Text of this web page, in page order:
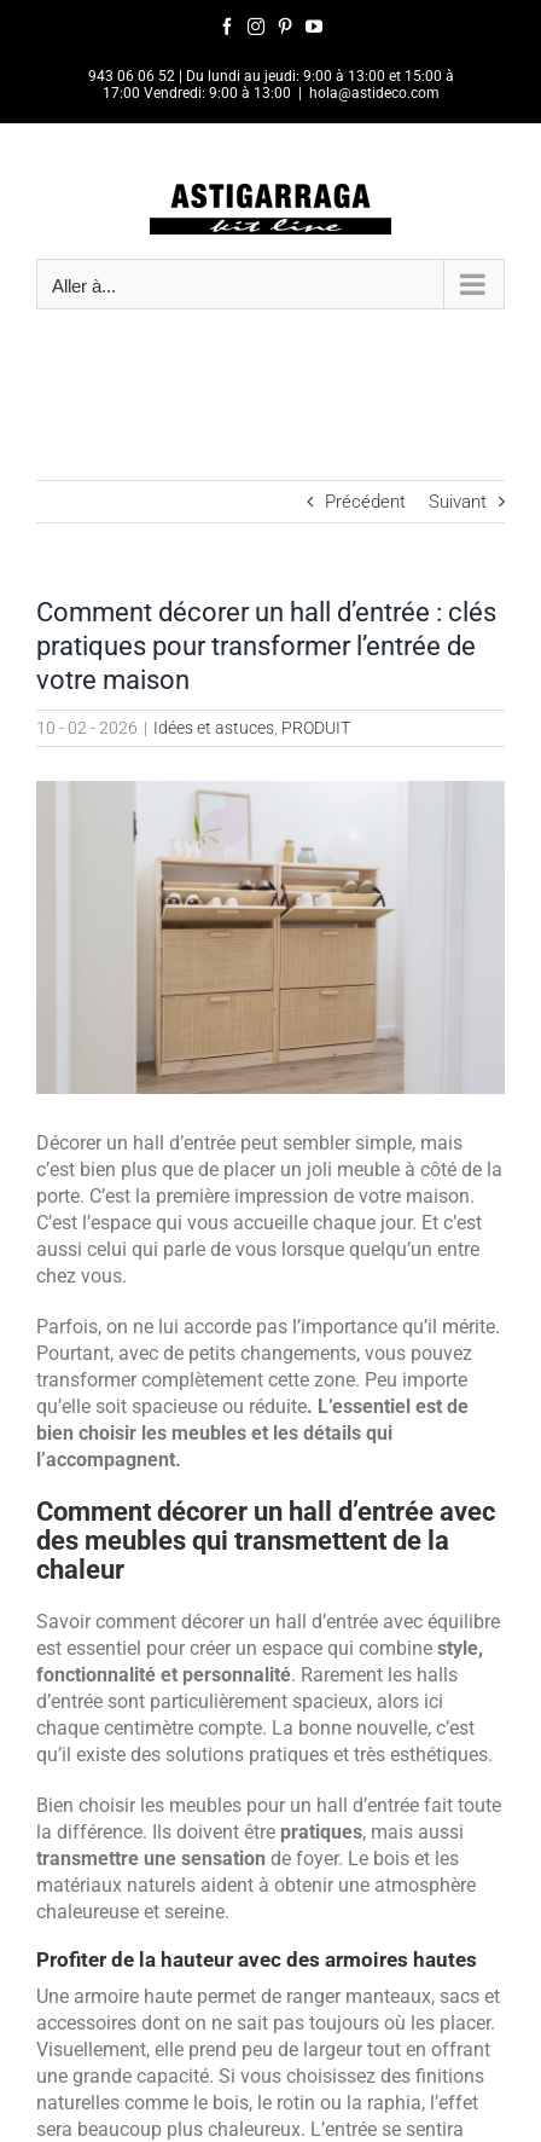
Facebook
InstagramPinterestYouTube
943 06 06 52
| Du lundi au jeudi: 9:00 à 13:00 et 15:00 à
17:00 Vendredi: 9:00 à 13:00
hola@astideco.com
Aller à...
Précédent Suivant
Comment décorer un hall d’entrée : clés
pratiques pour transformer l’entrée de
votre maison
10 - 02 - 2026 | Idées et astuces PRODUIT
Décorer un hall d’entrée peut sembler simple, mais
c’est bien plus que de placer un joli meuble à côté de la
porte. C’est la première impression de votre maison.
C’est l’espace qui vous accueille chaque jour. Et c’est
aussi celui qui parle de vous lorsque quelqu’un entre
chez vous.
Parfois, on ne lui accorde pas l’importance qu’il mérite.
Pourtant, avec de petits changements, vous pouvez
transformer complètement cette zone. Peu importe
qu’elle soit spacieuse ou réduite. L’essentiel est de
bien choisir les meubles et les détails qui
l’accompagnent.
Comment décorer un hall d’entrée avec
des meubles qui transmettent de la
chaleur
Savoir comment décorer un hall d’entrée avec équilibre
est essentiel pour créer un espace qui combine style,
fonctionnalité et personnalité. Rarement les halls
d’entrée sont particulièrement spacieux, alors ici
chaque centimètre compte. La bonne nouvelle, c’est
qu’il existe des solutions pratiques et très esthétiques.
Bien choisir les meubles pour un hall d’entrée fait toute
la différence. Ils doivent être pratiques, mais aussi
transmettre une sensation de foyer. Le bois et les
matériaux naturels aident à obtenir une atmosphère
chaleureuse et sereine.
Profiter de la hauteur avec des armoires hautes
Une armoire haute permet de ranger manteaux, sacs et
accessoires dont on ne sait pas toujours où les placer.
Visuellement, elle prend peu de largeur tout en offrant
une grande capacité. Si vous choisissez des finitions
naturelles comme le bois, le rotin ou la raphia, l’effet
sera beaucoup plus chaleureux. L’entrée se sentira